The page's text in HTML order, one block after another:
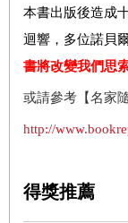
本書出版後造成
迴響，多位諾貝
書將改變我們思
或請參考【名家隨
http://
得獎推薦